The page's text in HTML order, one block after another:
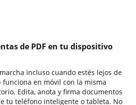
de PDF en tu dispositivo
incluso cuando estés lejos de
en móvil con la misma
Edita, anota y firma documentos
tu teléfono inteligente o tableta. No